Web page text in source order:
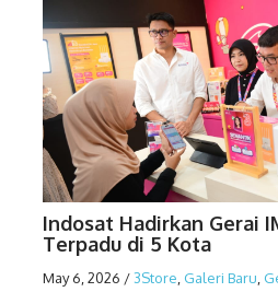
Indosat Hadirkan Gerai
Terpadu di 5 Kota
May 6, 2026 /3Store Galeri Baru